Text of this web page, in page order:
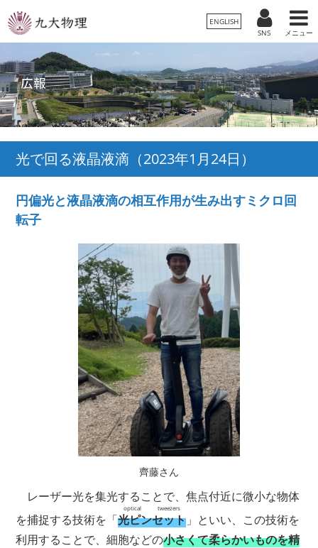
ENGLISH
SNS
メニュー
光で回る液晶液滴（2023年1月24日 ）
円偏光と液晶液滴の相互作用が生み出すミクロ回
転子
齊藤さん
レーザー光を集光することで、焦点付近に微小な物体
を捕捉する技術を「光ピンセット
optical tweezers
」といい、この技術を
利用することで、細胞などの小さくて柔らかいものを精